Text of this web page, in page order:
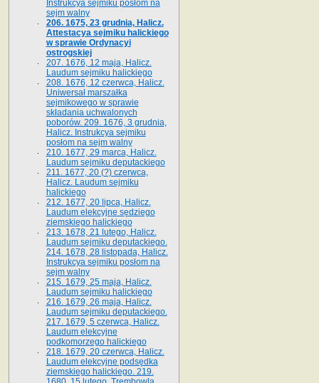
Instrukcya sejmiku posłom na
sejm walny
206. 1675, 23 grudnia, Halicz.
Attestacya sejmiku halickiego
w sprawie Ordynacyi
ostrogskiej
207. 1676, 12 maja, Halicz.
Laudum sejmiku halickiego
208. 1676, 12 czerwca, Halicz.
Uniwersał marszałka
sejmikowego w sprawie
składania uchwalonych
poborów. 209. 1676, 3 grudnia,
Halicz. Instrukcya sejmiku
posłom na sejm walny
210. 1677, 29 marca, Halicz.
Laudum sejmiku deputackiego
211. 1677, 20 (?) czerwca,
Halicz. Laudum sejmiku
halickiego
212. 1677, 20 lipca, Halicz.
Laudum elekcyjne sędziego
ziemskiego halickiego
213. 1678, 21 lutego, Halicz.
Laudum sejmiku deputackiego.
214. 1678, 28 listopada, Halicz.
Instrukcya sejmiku posłom na
sejm walny
215. 1679, 25 maja, Halicz.
Laudum sejmiku halickiego
216. 1679, 26 maja, Halicz.
Laudum sejmiku deputackiego.
217. 1679, 5 czerwca, Halicz.
Laudum elekcyjne
podkomorzego halickiego
218. 1679, 20 czerwca, Halicz.
Laudum elekcyjne podsędka
ziemskiego halickiego. 219.